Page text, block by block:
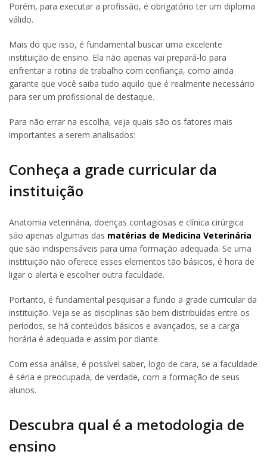
Porém, para executar a profissão, é obrigatório ter um diploma
válido.
Mais do que isso, é fundamental buscar uma excelente
instituição de ensino. Ela não apenas vai prepará-lo para
enfrentar a rotina de trabalho com confiança, como ainda
garante que você saiba tudo aquilo que é realmente necessário
para ser um profissional de destaque.
Para não errar na escolha, veja quais são os fatores mais
importantes a serem analisados:
Conheça a grade curricular da
instituição
Anatomia veterinária, doenças contagiosas e clínica cirúrgica
são apenas algumas das matérias de Medicina Veterinária
que são indispensáveis para uma formação adequada. Se uma
instituição não oferece esses elementos tão básicos, é hora de
ligar o alerta e escolher outra faculdade.
Portanto, é fundamental pesquisar a fundo a grade curricular da
instituição. Veja se as disciplinas são bem distribuídas entre os
períodos, se há conteúdos básicos e avançados, se a carga
horária é adequada e assim por diante.
Com essa análise, é possível saber, logo de cara, se a faculdade
é séria e preocupada, de verdade, com a formação de seus
alunos.
Descubra qual é a metodologia de
ensino